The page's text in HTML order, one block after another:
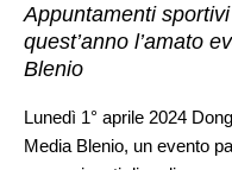
Appuntamenti
quest’anno l’amato
Blenio
Lunedì 1° aprile 2024
Media Blenio, un evento